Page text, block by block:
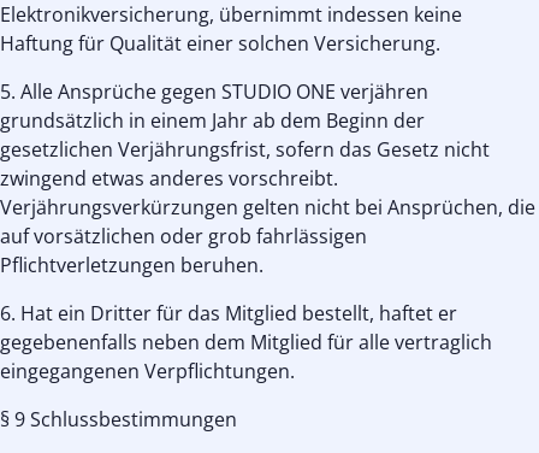
Elektronikversicherung, übernimmt indessen keine
Haftung für Qualität einer solchen Versicherung.
5. Alle Ansprüche gegen STUDIO ONE verjähren
grundsätzlich in einem Jahr ab dem Beginn der
gesetzlichen Verjährungsfrist, sofern das Gesetz nicht
zwingend etwas anderes vorschreibt.
Verjährungsverkürzungen gelten nicht bei Ansprüchen, die
auf vorsätzlichen oder grob fahrlässigen
Pflichtverletzungen beruhen.
6. Hat ein Dritter für das Mitglied bestellt, haftet er
gegebenenfalls neben dem Mitglied für alle vertraglich
eingegangenen Verpflichtungen.
§ 9 Schlussbestimmungen